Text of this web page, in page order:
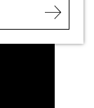
Leiden